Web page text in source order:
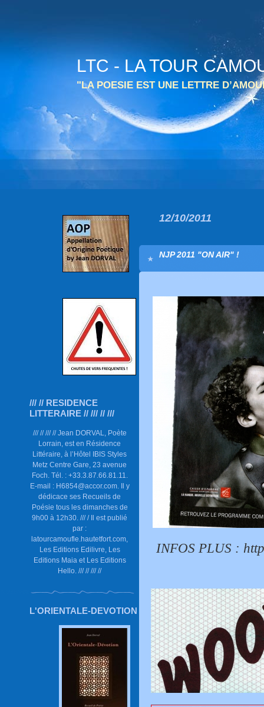
LTC - LA TOUR
"LA POESIE EST UNE LETTRE
/// // RESIDENCE
LITTERAIRE // /// // ///
/// // /// // Jean DORVAL, Poète
Lorrain, est en Résidence
Littéraire, à l’Hôtel IBIS Styles
Metz Centre Gare, 23 avenue
Foch. Tél. : +33.3.87.66.81.11.
E-mail : H6854@accor.com. Il y
dédicace ses Recueils de
Poésie tous les dimanches de
9h00 à 12h30. /// / Il est publié
par :
latourcamoufle.hautetfort.com,
Les Editions Edilivre, Les
Editions Maia et Les Editions
Hello. /// // /// //
L'ORIENTALE-DEVOTION
12/10/2011
NJP 2011 "ON AIR" !
INFOS PLUS :